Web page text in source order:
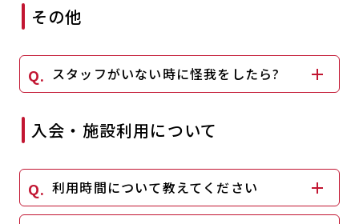
よくあるご質問
入会を悩まれている方へトップ
キャンペーン 料金のご案内
よくあるご質問 店舗へのお問い合わせ
JOYFIT24 JOYFIT YOGA
JOYFIT+ 店舗を探す
その他
スタッフがいない時に怪我をしたら?
入会・施設利用について
利用時間について教えてください